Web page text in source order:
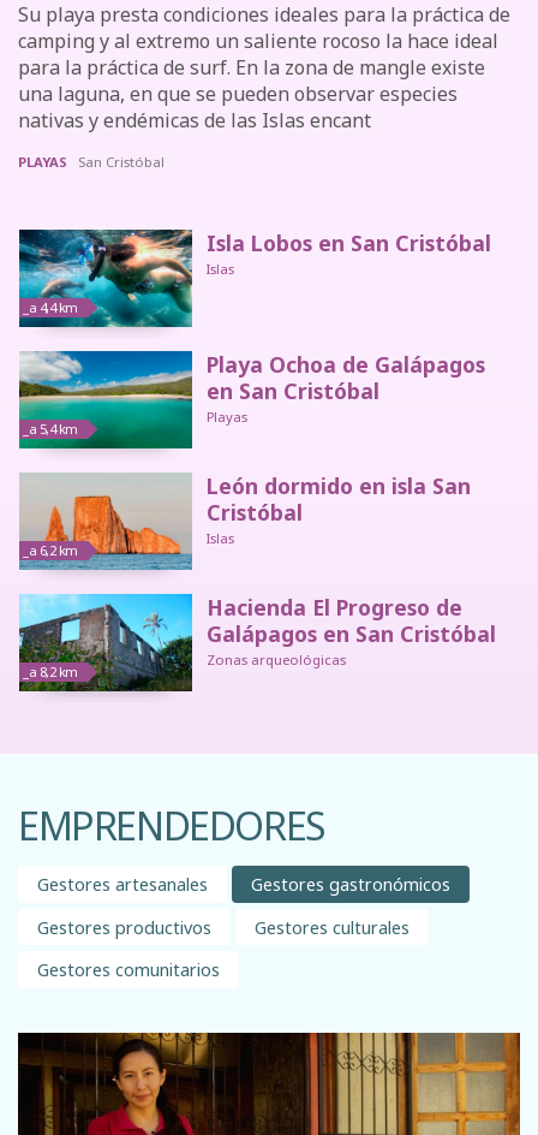
Su playa presta condiciones ideales para la práctica de
camping y al extremo un saliente rocoso la hace ideal
para la práctica de surf. En la zona de mangle existe
una laguna, en que se pueden observar especies
nativas y endémicas de las Islas encant
PLAYAS San Cristóbal
_a 4,4 km
Isla Lobos en San Cristóbal
Islas
_a 5,4 km
Playa Ochoa de Galápagos
en San Cristóbal
Playas
_a 6,2 km
León dormido en isla San
Cristóbal
Islas
_a 8,2 km
Hacienda El Progreso de
Galápagos en San Cristóbal
Zonas arqueológicas
EMPRENDEDORES
Gestores artesanales
Gestores gastronómicos
Gestores productivos
Gestores culturales
Gestores comunitarios